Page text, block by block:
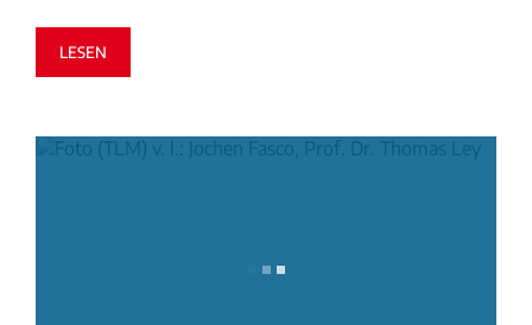
LESEN